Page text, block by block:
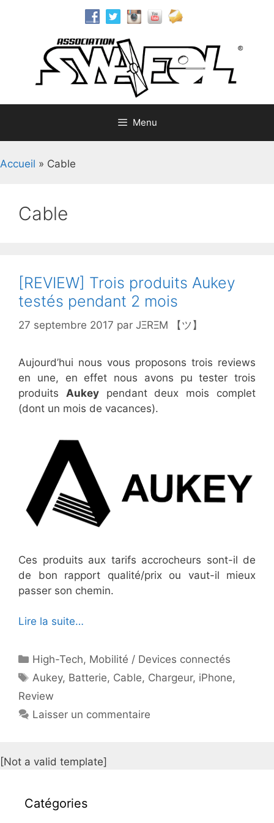
Menu
Accueil » Cable
Cable
[REVIEW] Trois produits Aukey
testés pendant 2 mois
27 septembre 2017 par JΞRΞM 【ツ】
Aujourd’hui nous vous proposons trois reviews
en une, en effet nous avons pu tester trois
produits Aukeypendant deux mois complet
(dont un mois de vacances).
Ces produits aux tarifs accrocheurs sont-il de
de bon rapport qualité/prix ou vaut-il mieux
passer son chemin.
Lire la suite…
Catégories
High-Tech, Mobilité / Devices connectés
Étiquettes
Aukey, Batterie, Cable, Chargeur, iPhone,
Review
Laisser un commentaire
[Not a valid template]
Catégories